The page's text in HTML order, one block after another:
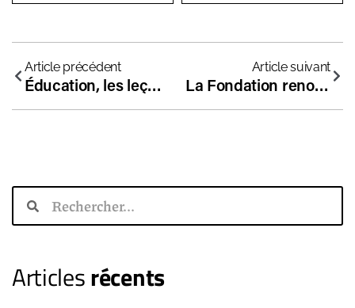
Article précédent
Éducation, les leçons d’une erreur
Article suivant
La Fondation renouvelle son soutien au collectif défendant l’IEF suite au rétablissement de l’article 21 à l’Assemblée
Articlesrécents